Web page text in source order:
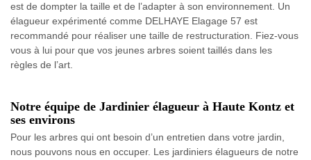
est de dompter la taille et de l’adapter à son environnement. Un
élagueur expérimenté comme DELHAYE Elagage 57 est
recommandé pour réaliser une taille de restructuration. Fiez-vous
vous à lui pour que vos jeunes arbres soient taillés dans les
règles de l’art.
Notre équipe de Jardinier élagueur à Haute Kontz et
ses environs
Pour les arbres qui ont besoin d’un entretien dans votre jardin,
nous pouvons nous en occuper. Les jardiniers élagueurs de notre